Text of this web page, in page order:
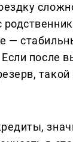
—
Если после